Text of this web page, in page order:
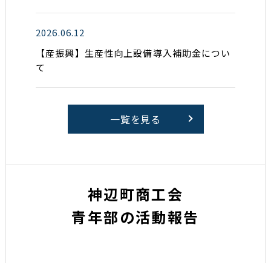
2026.06.12
【産振興】生産性向上設備導入補助金につい
て
一覧を見る
神辺町商工会
青年部の活動報告